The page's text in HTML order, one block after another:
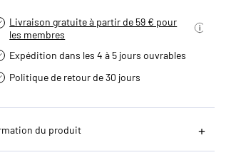
06 07
Livraison gratuite à partir de 59 € pour
les membres
Expédition dans les 4 à 5 jours ouvrables
Politique de retour de 30 jours
du produit